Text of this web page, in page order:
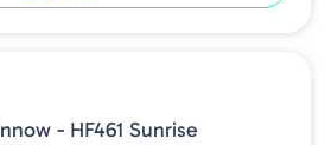
- HF461 Sunrise